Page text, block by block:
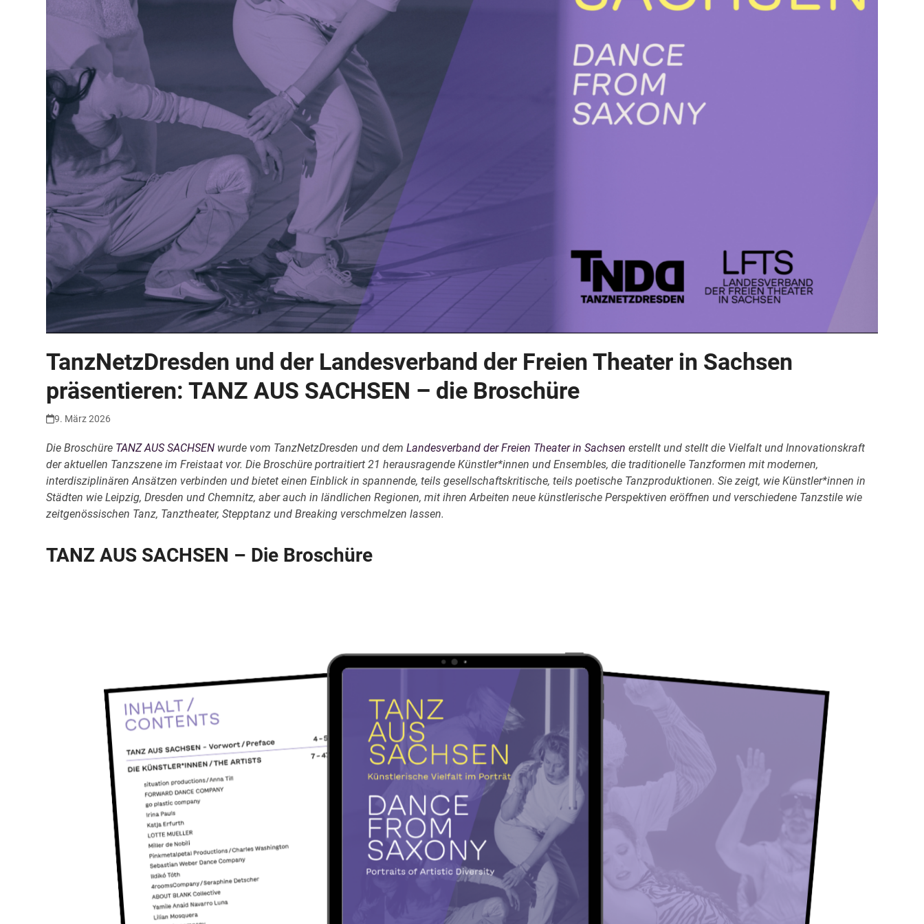
TanzNetzDresden und der Landesverband der Freien Theater in Sachsen
präsentieren: TANZ AUS SACHSEN – die Broschüre
9. März 2026
Die Broschüre TANZ AUS SACHSEN wurde vom TanzNetzDresden und demLandesverband der Freien Theater in Sachsen erstellt und stellt die Vielfalt und Innovationskraft
der aktuellen Tanzszene im Freistaat vor. Die Broschüre portraitiert 21 herausragende Künstler*innen und Ensembles, die traditionelle Tanzformen mit modernen,
interdisziplinären Ansätzen verbinden und bietet einen Einblick in spannende, teils gesellschaftskritische, teils poetische Tanzproduktionen. Sie zeigt, wie Künstler*innen in
Städten wie Leipzig, Dresden und Chemnitz, aber auch in ländlichen Regionen, mit ihren Arbeiten neue künstlerische Perspektiven eröffnen und verschiedene Tanzstile wie
zeitgenössischen Tanz, Tanztheater, Stepptanz und Breaking verschmelzen lassen.
TANZ AUS SACHSEN – Die Broschüre